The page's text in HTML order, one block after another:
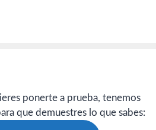
ponerte a prueba, tenemos
que demuestres lo que sabes: